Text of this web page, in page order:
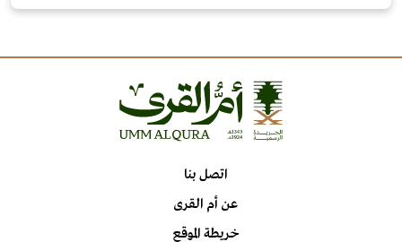
اتصل بنا
عن أم القرى
خريطة الموقع